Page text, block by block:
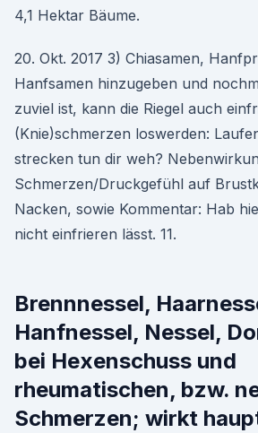
4,1 Hektar Bäume.
20. Okt. 2017 3) Chiasamen,
Hanfsamen hinzugeben und
zuviel ist, kann die Riegel auch
(Knie)schmerzen loswerden:
strecken tun dir weh?
Schmerzen/Druckgefühl auf
Nacken, sowie Kommentar: Hab
nicht einfrieren lässt. 11.
Brennnessel,
Hanfnessel, Nessel,
bei Hexenschuss und
rheumatischen, bzw.
Schmerzen; wirkt